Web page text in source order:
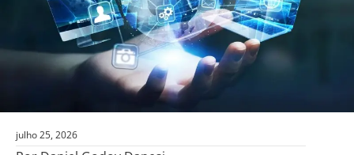
julho 25, 2026